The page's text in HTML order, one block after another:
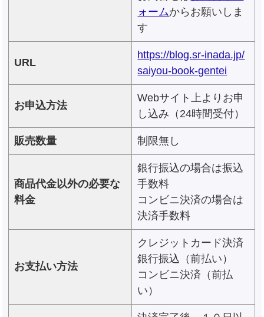
ォームからお願いしま
す
URL
https://blog.sr-inada.jp/
saiyou-book-gentei
お申込方法
Webサイト上よりお申
し込み（24時間受付）
販売数量 制限無し
商品代金以外の必要な
料金
銀行振込の場合は振込
手数料
コンビニ決済の場合は
決済手数料
お支払い方法
クレジットカード決済
銀行振込（前払い）
コンビニ決済（前払
い）